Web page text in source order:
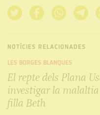
NOTÍCIES RELACIONADES
LES BORGES BLANQUES
El repte dels Plana
investigar la
filla Beth